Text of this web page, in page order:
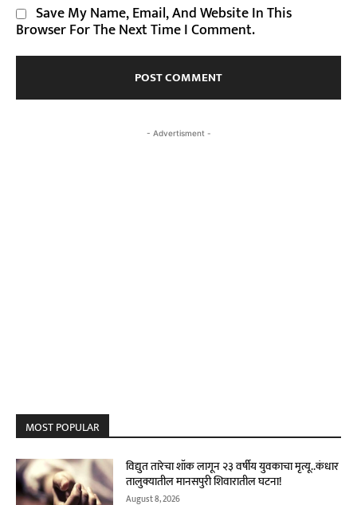
Save My Name, Email, And Website In This
Browser For The Next Time I Comment.
- Advertisment -
MOST POPULAR
विद्युत तारेचा शॉक लागून २३ वर्षीय युवकाचा मृत्यू..कंधार
तालुक्यातील मानसपुरी शिवारातील घटना!
August 8, 2026